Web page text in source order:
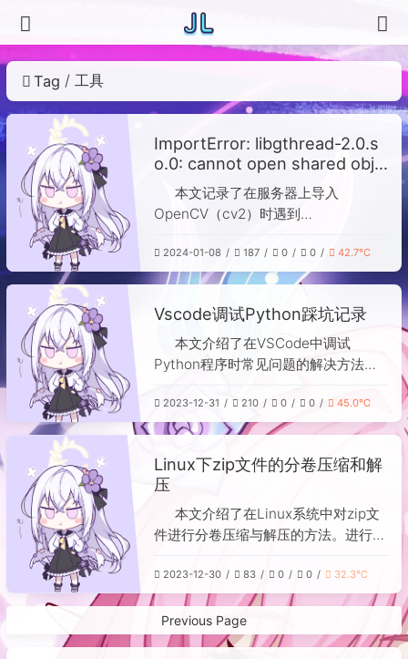
Tag 工具
ImportError: libgthread-2.0.s
o.0: cannot open shared obje
ct file: No such file or director
y
本文记录了在服务器上导入
OpenCV（cv2）时遇到
2.0.so.0”错误。该错误是由于系统中缺
少必要的共享库文件所致。解决方法是
命令为：`apt-get update` 和 `apt-
get install libglib2.0-dev`。执行后即
可修复依赖问题，使OpenCV正常导
2024-01-08 187 0 0 42.7℃
Vscode调试Python踩坑记录
本文介绍了在VSCode中调试
Python程序时常见问题的解决方法。
`args`参数可实现调试时传递参数。其
次，若导入包出错，可通过设置`env`
录下的相应路径来解决。最后，调试时
需通过菜单选择“Run → Start
Debugging”启动，而非直接点击调试
按钮。这些步骤能有效避免常见调试错
2023-12-31 210 0 0 45.0℃
Linux下zip文件的分卷压缩和解
压
本文介绍了在Linux系统中对zip文
件进行分卷压缩与解压的方法。进行分
`zip -r -s 1m log.zip log/`，其中`-r`
表示递归压缩目录，`-s`指定分卷大
小。解压分卷文件前，需先使用`zip -
F log.zip --out LOG.zip`命令将所有
2023-12-30 83 0 0 32.3℃
Previous Page